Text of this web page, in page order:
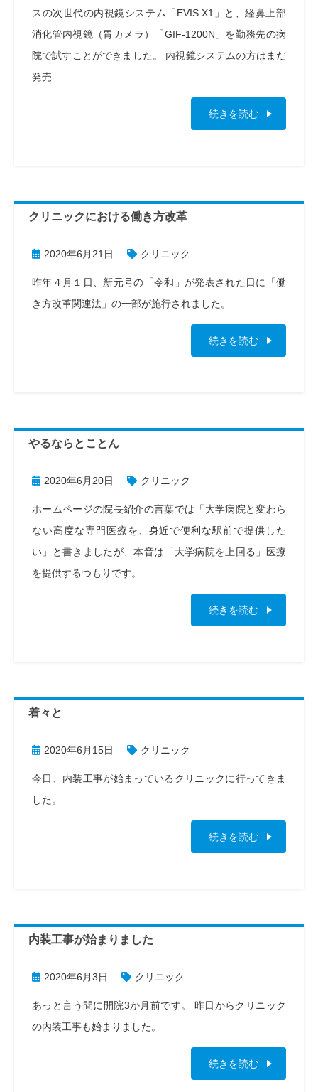
スの次世代の内視鏡システム「EVIS X1」と、経鼻上部
消化管内視鏡（胃カメラ）「GIF-1200N」を勤務先の病
院で試すことができました。 内視鏡システムの方はまだ
発売…
続きを読む
クリニックにおける働き方改革
2020年6月21日 クリニック
昨年４月１日、新元号の「令和」が発表された日に「働
き方改革関連法」の一部が施行されました。
続きを読む
やるならとことん
2020年6月20日 クリニック
ホームページの院長紹介の言葉では「大学病院と変わら
ない高度な専門医療を、身近で便利な駅前で提供した
い」と書きましたが、本音は「大学病院を上回る」医療
を提供するつもりです。
続きを読む
着々と
2020年6月15日 クリニック
今日、内装工事が始まっているクリニックに行ってきま
した。
続きを読む
内装工事が始まりました
2020年6月3日 クリニック
あっと言う間に開院3か月前です。 昨日からクリニック
の内装工事も始まりました。
続きを読む